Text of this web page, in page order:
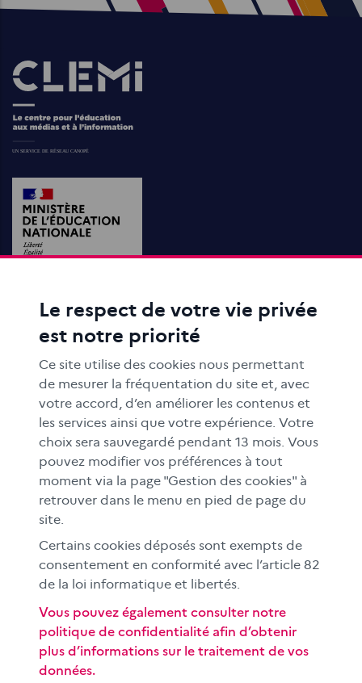
Images
ACTIONS ÉDUCATIVES
FORMATION
RESSOURCES
MÉDIAS SCOLAIRES
FAMILLES
Le CLEMI
En académies
À l'international
CLEMI sup
Espace presse
Si vous souhaitez vous abonner gratuitement à la lettre
d'information mensuelle du CLEMI, cliquezici →
Le respect de votre vie privée
est notre priorité
Ce site utilise des cookies nous permettant
de mesurer la fréquentation du site et, avec
votre accord, d’en améliorer les contenus et
les services ainsi que votre expérience. Votre
choix sera sauvegardé pendant 13 mois. Vous
pouvez modifier vos préférences à tout
moment via la page "Gestion des cookies" à
retrouver dans le menu en pied de page du
site.
Certains cookies déposés sont exempts de
consentement en conformité avec l’article 82
de la loi informatique et libertés.
Vous pouvez également consulter notre
politique de confidentialité afin d’obtenir
plus d’informations sur le traitement de vos
données.